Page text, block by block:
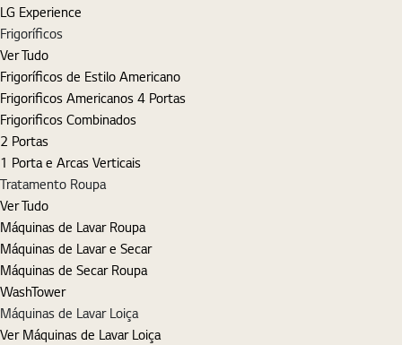
LG Experience
Frigoríficos
Ver Tudo
Frigoríficos de Estilo Americano
Frigorificos Americanos 4 Portas
Frigorificos Combinados
2 Portas
1 Porta e Arcas Verticais
Tratamento Roupa
Ver Tudo
Máquinas de Lavar Roupa
Máquinas de Lavar e Secar
Máquinas de Secar Roupa
WashTower
Máquinas de Lavar Loiça
Ver Máquinas de Lavar Loiça